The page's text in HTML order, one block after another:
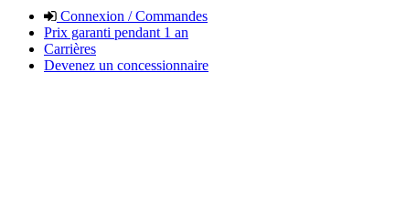
Connexion / Commandes
Prix garanti pendant 1 an
Carrières
Devenez un concessionnaire